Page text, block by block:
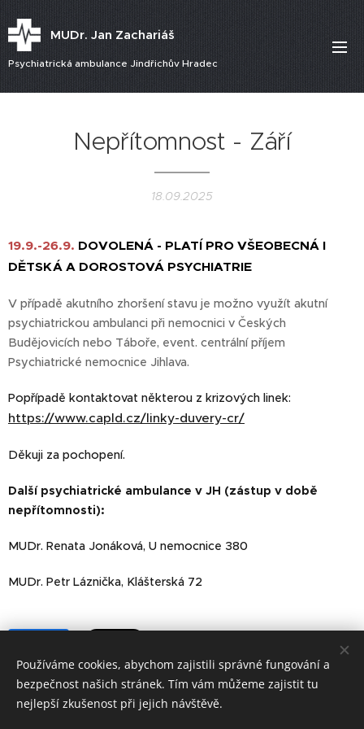
MUDr. Jan Zachariáš
Psychiatrická ambulance Jindřichův Hradec
Nepřítomnost - Září
18.09.2025
19.9.-26.9. DOVOLENÁ - PLATÍ PRO VŠEOBECNÁ I
DĚTSKÁ A DOROSTOVÁ PSYCHIATRIE
V případě akutního zhoršení stavu je možno využít akutní
psychiatrickou ambulanci při nemocnici v Českých
Budějovicích nebo Táboře, event. centrální příjem
Psychiatrické nemocnice Jihlava.
Popřípadě kontaktovat některou z krizových linek:
https://www.capld.cz/linky-duvery-cr/
Děkuji za pochopení.
Další psychiatrické ambulance v JH (zástup v době
nepřítomnosti):
MUDr. Renata Jonáková, U nemocnice 380
MUDr. Petr Láznička, Klášterská 72
Používáme cookies, abychom zajistili správné fungování a
bezpečnost našich stránek. Tím vám můžeme zajistit tu
nejlepší zkušenost při jejich návštěvě.